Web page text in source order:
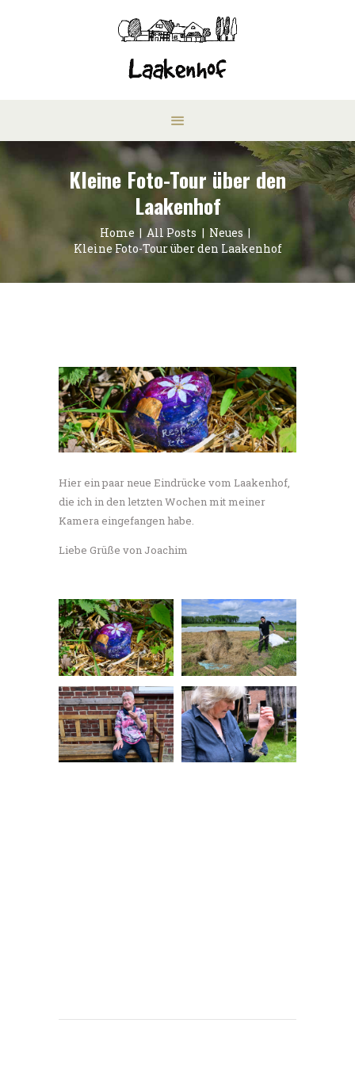
Kleine Foto-Tour über den
Laakenhof
Home All Posts
Neues
Kleine Foto-Tour über den Laakenhof
Hier ein paar neue Eindrücke vom Laakenhof,
die ich in den letzten Wochen mit meiner
Kamera eingefangen habe.
Liebe Grüße von Joachim